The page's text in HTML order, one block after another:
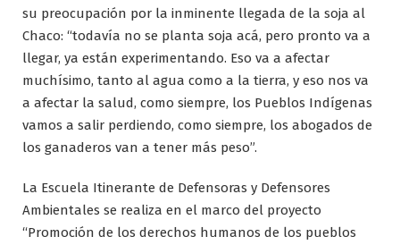
su preocupación por la inminente llegada de la soja al
Chaco: “todavía no se planta soja acá, pero pronto va a
llegar, ya están experimentando. Eso va a afectar
muchísimo, tanto al agua como a la tierra, y eso nos va
a afectar la salud, como siempre, los Pueblos Indígenas
vamos a salir perdiendo, como siempre, los abogados de
los ganaderos van a tener más peso”.
La Escuela Itinerante de Defensoras y Defensores
Ambientales se realiza en el marco del proyecto
“Promoción de los derechos humanos de los pueblos